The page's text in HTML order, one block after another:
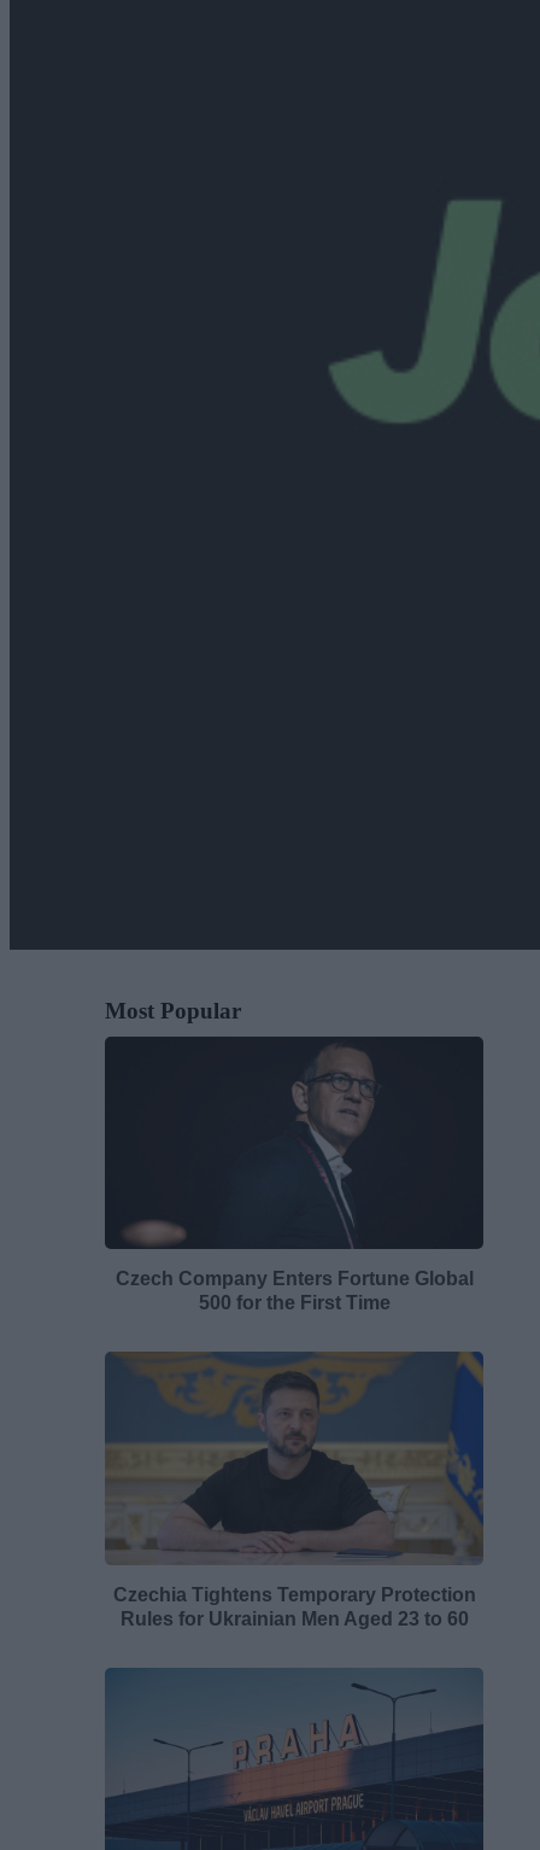
Most Popular
Czech Company Enters Fortune Global
500 for the First Time
Czechia Tightens Temporary Protection
Rules for Ukrainian Men Aged 23 to 60